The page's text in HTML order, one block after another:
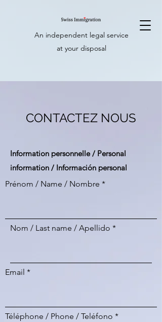
An independent legal service
at your disposal
CONTACTEZ NOUS
Information personnelle / Personal
information / Información personal
Prénom / Name / Nombre
Nom / Last name / Apellido
Email
Téléphone / Phone / Teléfono